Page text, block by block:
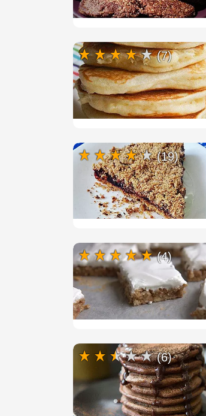
(7)
(19)
(4)
(6)